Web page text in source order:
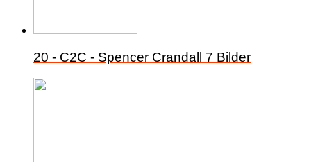
20 - C2C - Spencer Crandall 7 Bilder